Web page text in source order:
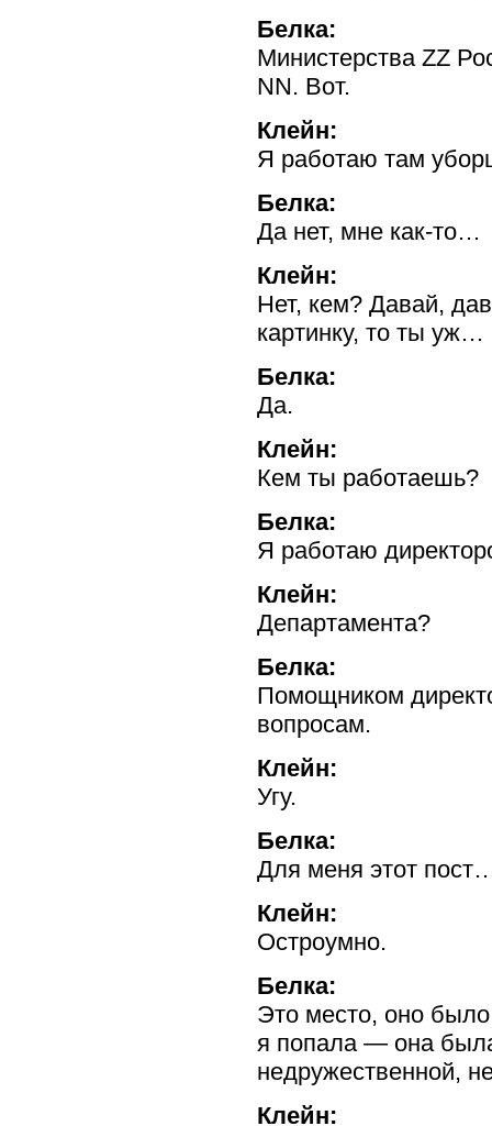
Белка:
Министерства ZZ
NN. Вот.
Клейн:
Я работаю там
Белка:
Да нет, мне как-то…
Клейн:
Нет, кем? Давай,
картинку, то ты уж…
Белка:
Да.
Клейн:
Кем ты работаешь?
Белка:
Я работаю
Клейн:
Департамента?
Белка:
Помощником
вопросам.
Клейн:
Угу.
Белка:
Для меня этот
Клейн:
Остроумно.
Белка:
Это место, оно
я попала — она
недружественной,
Клейн: